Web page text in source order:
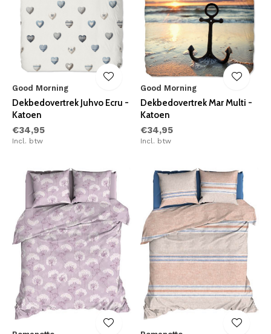
Good Morning
Dekbedovertrek Juhvo Ecru -
Katoen
€34,95
Incl. btw
Good Morning
Dekbedovertrek Mar Multi -
Katoen
€34,95
Incl. btw